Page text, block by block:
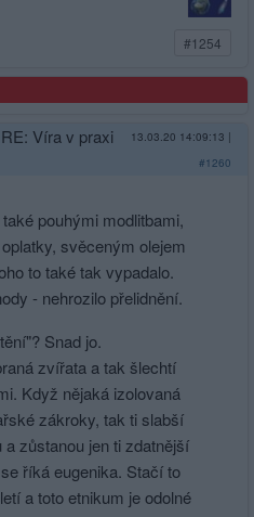
#1254
Víra v praxi 13.03.20 14:09:13 |
#1260
pouhými modlitbami,
svěceným olejem
to také tak vypadalo.
- nehrozilo přelidnění.
Snad jo.
zvířata a tak šlechtí
Když nějaká izolovaná
zákroky, tak ti slabší
zůstanou jen ti zdatnější
říká eugenika. Stačí to
a toto etnikum je odolné